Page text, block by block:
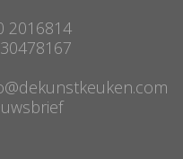
2016814